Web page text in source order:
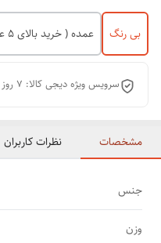
بی رنگ عمده ( خرید بالای 5 عدد)
سرویس ویژه دیجی کالا: 7 روز تضمین بازگشت کالا
مشخصات نظرات کاربران
جنس
وزن